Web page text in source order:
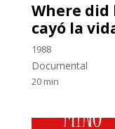
Where did
cayó la
1988
Documental
20 min